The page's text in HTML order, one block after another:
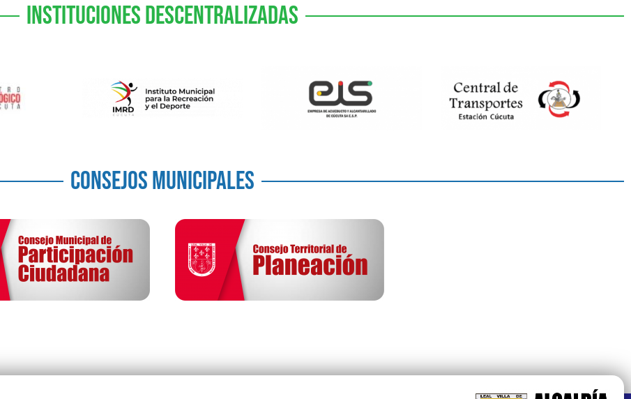
INSTITUCIONES DESCENTRALIZADAS
CONSEJOS MUNICIPALES